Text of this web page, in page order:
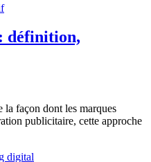
définition,
façon dont les marques
publicitaire, cette approche